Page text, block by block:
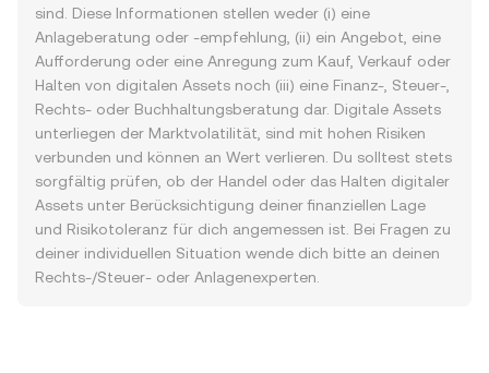
sind. Diese Informationen stellen weder (i) eine
Anlageberatung oder -empfehlung, (ii) ein Angebot, eine
Aufforderung oder eine Anregung zum Kauf, Verkauf oder
Halten von digitalen Assets noch (iii) eine Finanz-, Steuer-,
Rechts- oder Buchhaltungsberatung dar. Digitale Assets
unterliegen der Marktvolatilität, sind mit hohen Risiken
verbunden und können an Wert verlieren. Du solltest stets
sorgfältig prüfen, ob der Handel oder das Halten digitaler
Assets unter Berücksichtigung deiner finanziellen Lage
und Risikotoleranz für dich angemessen ist. Bei Fragen zu
deiner individuellen Situation wende dich bitte an deinen
Rechts-/Steuer- oder Anlagenexperten.